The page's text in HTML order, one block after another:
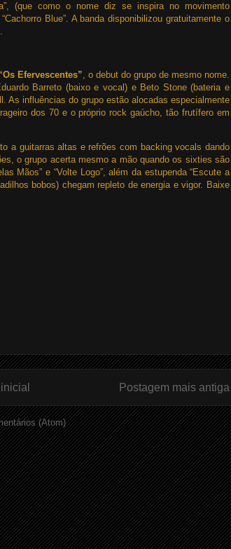
(que como o nome diz se inspira no movimento
Blue”. A banda disponibilizou gratuitamente o
Efervescentes”, o debut do grupo de mesmo nome.
Barreto (baixo e vocal) e Beto Stone (bateria e
As influências do grupo estão alocadas especialmente
dos 70 e o próprio rock gaúcho, tão frutífero em
a guitarras altas e refrões com backing vocals dando
o grupo acerta mesmo a mão quando os sixties são
Mãos” e “Volte Logo”, além da estupenda “Escute a
bobos) chegam repleto de energia e vigor. Baixe
Postagem mais antiga
(Atom)